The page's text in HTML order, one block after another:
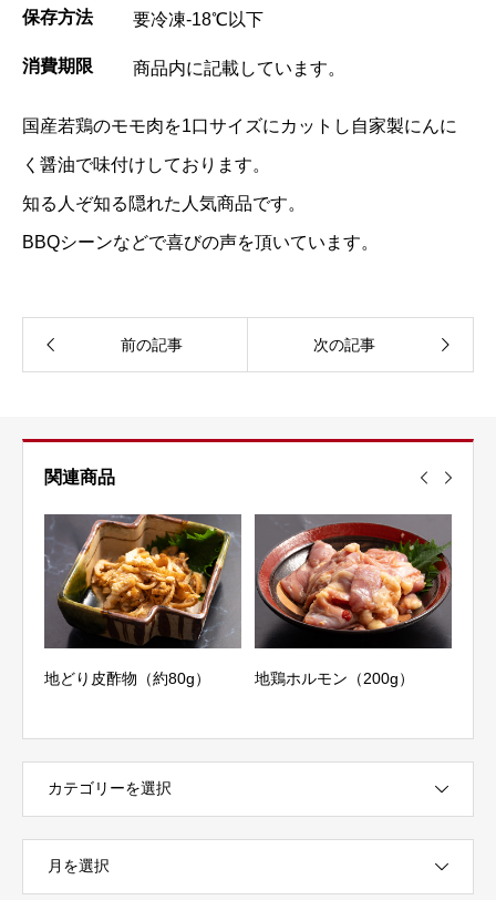
保存方法 要冷凍-18℃以下
消費期限 商品内に記載しています。
国産若鶏のモモ肉を1口サイズにカットし自家製にんに
く醤油で味付けしております。
知る人ぞ知る隠れた人気商品です。
BBQシーンなどで喜びの声を頂いています。
関連商品
地どり皮酢物（約80g） 地鶏ホルモン（200g）